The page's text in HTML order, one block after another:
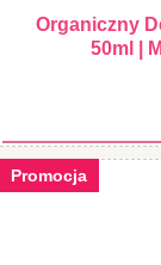
Organiczny
50ml |
Promocja